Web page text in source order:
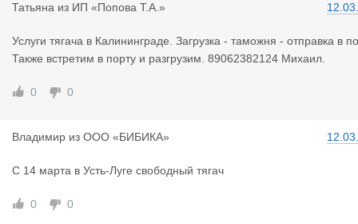
Татьяна из ИП «Попова Т.А.»
Услуги тягача в Калининграде. Загрузка - таможня - отправка в
Также встретим в порту и разгрузим. 89062382124 Михаил.
0 0
Владимир из ООО «БИБИКА»
С 14 марта в Усть-Луге свободный тягач
0 0